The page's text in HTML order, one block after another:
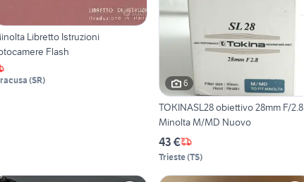
Libretto Istruzioni
Flash
(SR) 6
TOKINASL28 obiettivo 28mm F/2.8
Minolta M/MD Nuovo
43 €
Trieste(TS)